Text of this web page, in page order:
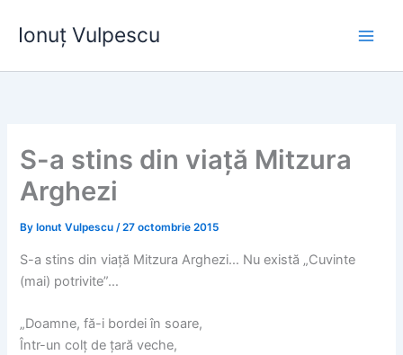
Ionuț Vulpescu
S-a stins din viață Mitzura
Arghezi
By Ionut Vulpescu/27 octombrie 2015
S-a stins din viață Mitzura Arghezi… Nu există „Cuvinte
(mai) potrivite”…
„Doamne, fă-i bordei în soare,
Într-un colţ de ţară veche,